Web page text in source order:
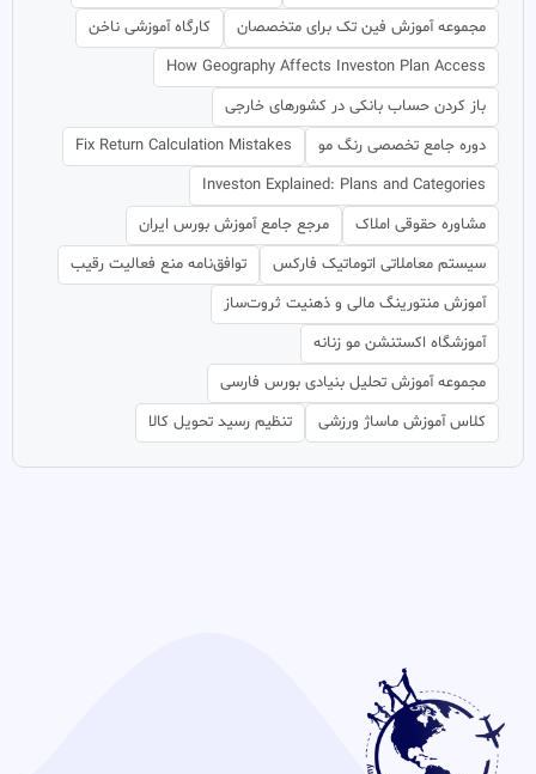
مجموعه آموزش فین تک برای متخصصان
کارگاه آموزشی ناخن
How Geography Affects Investon Plan Access
باز کردن حساب بانکی در کشورهای خارجی
دوره جامع تخصصی رنگ مو
Fix Return Calculation Mistakes
Investon Explained: Plans and Categories
مشاوره حقوقی املاک
مرجع جامع آموزش بورس ایران
سیستم معاملاتی اتوماتیک فارکس
توافق‌نامه منع فعالیت رقیب
آموزش منتورینگ مالی و ذهنیت ثروت‌ساز
آموزشگاه اکستنشن مو زنانه
مجموعه آموزش تحلیل بنیادی بورس فارسی
کلاس آموزش ماساژ ورزشی
تنظیم رسید تحویل کالا